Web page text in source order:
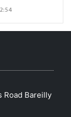
Road Bareilly